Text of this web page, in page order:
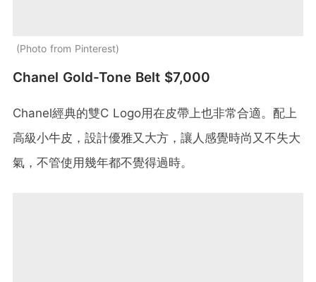
Photo from Pinterest
Chanel Gold-Tone Belt $7,000
Chanel經典的雙C Logo用在皮帶上也非常合適。配上
高級小牛皮，設計優雅又大方，讓人感覺時尚又不失大
氣，不管使用幾年都不覺得過時。